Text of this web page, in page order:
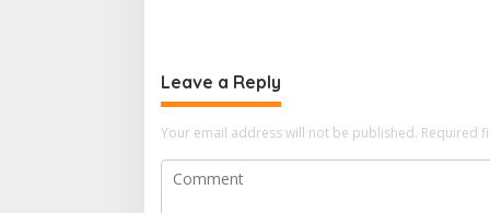
Leave a Reply
Your email address will not be published. Required